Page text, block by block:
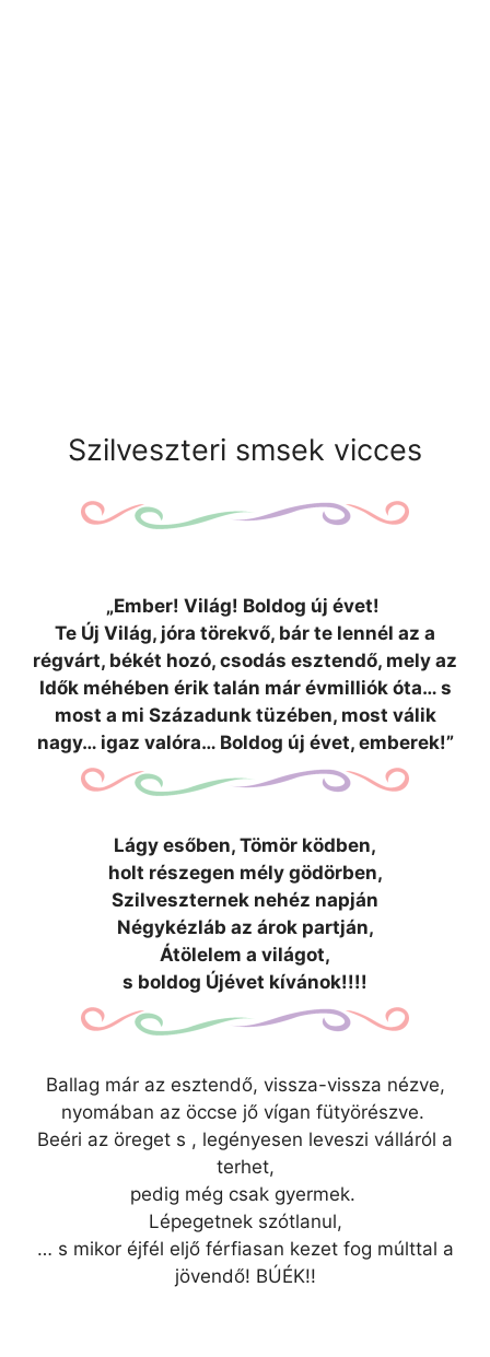
Szilveszteri smsek vicces
„Ember! Világ! Boldog új évet!
Te Új Világ, jóra törekvő, bár te lennél az a
régvárt, békét hozó, csodás esztendő, mely az
Idők méhében érik talán már évmilliók óta… s
most a mi Századunk tüzében, most válik
nagy… igaz valóra… Boldog új évet, emberek!”
Lágy esőben, Tömör ködben,
holt részegen mély gödörben,
Szilveszternek nehéz napján
Négykézláb az árok partján,
Átölelem a világot,
s boldog Újévet kívánok!!!!
Ballag már az esztendő, vissza-vissza nézve,
nyomában az öccse jő vígan fütyörészve.
Beéri az öreget s , legényesen leveszi válláról a
terhet,
pedig még csak gyermek.
Lépegetnek szótlanul,
… s mikor éjfél eljő férfiasan kezet fog múlttal a
jövendő! BÚÉK!!